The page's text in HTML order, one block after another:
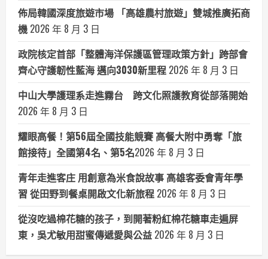
佈局韓國深度旅遊市場 「高雄農村旅遊」雙城推廣拓商
機 2026 年 8 月 3 日
政院核定首部「整體海洋保護區管理政策方針」跨部會
齊心守護韌性藍海 邁向3030新里程 2026 年 8 月 3 日
中山大學護理系走進霧台 跨文化照護教育從部落開始
2026 年 8 月 3 日
耀眼高餐！第56屆全國技能競賽 高餐大附中勇奪「旅
館接待」全國第4名、第5名​2026 年 8 月 3 日
青年走進客庄 用創意為米食說故事 高雄客委會青年學
習 從田野到餐桌開啟文化新旅程 2026 年 8 月 3 日
從沒吃過棉花糖的孩子，到開著粉紅棉花糖車走遍屏
東，吳尤敏用甜蜜傳遞愛與公益 2026 年 8 月 3 日